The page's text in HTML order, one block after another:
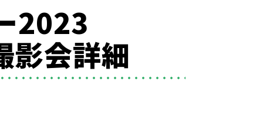
2023
影会詳細